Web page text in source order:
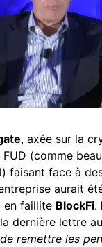
, axée sur la
(comme
faisant face à
aurait
en faillite BlockFi.
dernière lettre
remettre les